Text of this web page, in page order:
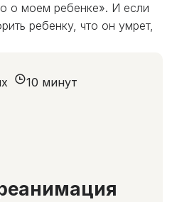
о моем ребенке». И если
ребенку, что он умрет,
10 минут